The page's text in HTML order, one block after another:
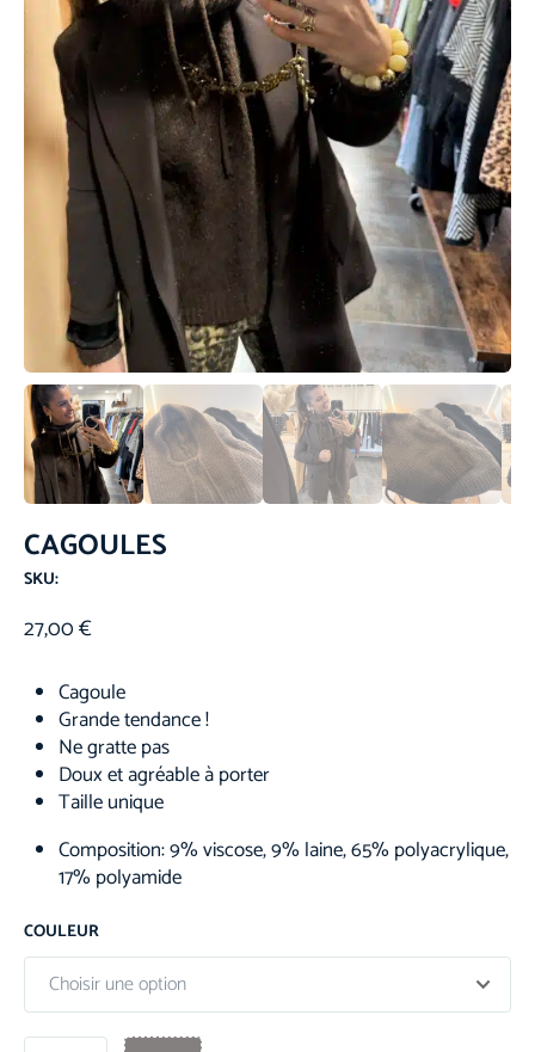
CAGOULES
SKU:
27,00€
Cagoule
Grande tendance !
Ne gratte pas
Doux et agréable à porter
Taille unique
Composition: 9% viscose, 9% laine, 65% polyacrylique,
17% polyamide
COULEUR